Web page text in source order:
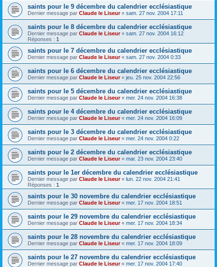
saints pour le 9 décembre du calendrier ecclésiastique
Dernier message par Claude le Liseur« sam. 27 nov. 2004 17:11
saints pour le 8 décembre du calendrier ecclésiastique
Dernier message par Claude le Liseur« sam. 27 nov. 2004 16:12
Réponses : 1
saints pour le 7 décembre du calendrier ecclésiastique
Dernier message par Claude le Liseur« sam. 27 nov. 2004 0:33
saints pour le 6 décembre du calendrier ecclésiastique
Dernier message par Claude le Liseur« jeu. 25 nov. 2004 22:56
saints pour le 5 décembre du calendrier ecclésiastique
Dernier message par Claude le Liseur« mer. 24 nov. 2004 16:38
saints pour le 4 décembre du calendrier ecclésiastique
Dernier message par Claude le Liseur« mer. 24 nov. 2004 16:09
saints pour le 3 décembre du calendrier ecclésiastique
Dernier message par Claude le Liseur« mer. 24 nov. 2004 0:22
saints pour le 2 décembre du calendrier ecclésiastique
Dernier message par Claude le Liseur« mar. 23 nov. 2004 23:40
saints pour le 1er décembre du calendrier ecclésiastique
Dernier message par Claude le Liseur« lun. 22 nov. 2004 21:41
Réponses : 1
saints pour le 30 novembre du calendrier ecclésiastique
Dernier message par Claude le Liseur« mer. 17 nov. 2004 18:51
saints pour le 29 novembre du calendrier ecclésiastique
Dernier message par Claude le Liseur« mer. 17 nov. 2004 18:34
saints pour le 28 novembre du calendrier ecclésiastique
Dernier message par Claude le Liseur« mer. 17 nov. 2004 18:09
saints pour le 27 novembre du calendrier ecclésiastique
Dernier message par Claude le Liseur« mer. 17 nov. 2004 17:40